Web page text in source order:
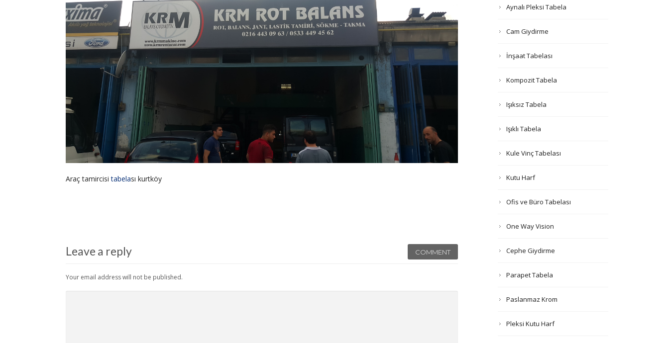
Araç tamircisitabelası kurtköy
Leave a reply COMMENT
Your email address will not be published.
Aynalı Pleksi Tabela
Cam Giydirme
İnşaat Tabelası
Kompozit Tabela
Işıksız Tabela
Işıklı Tabela
Kule Vinç Tabelası
Kutu Harf
Ofis ve Büro Tabelası
One Way Vision
Cephe Giydirme
Parapet Tabela
Paslanmaz Krom
Pleksi Kutu Harf